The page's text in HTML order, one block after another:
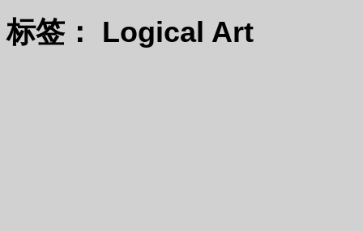
标签： Logical Art